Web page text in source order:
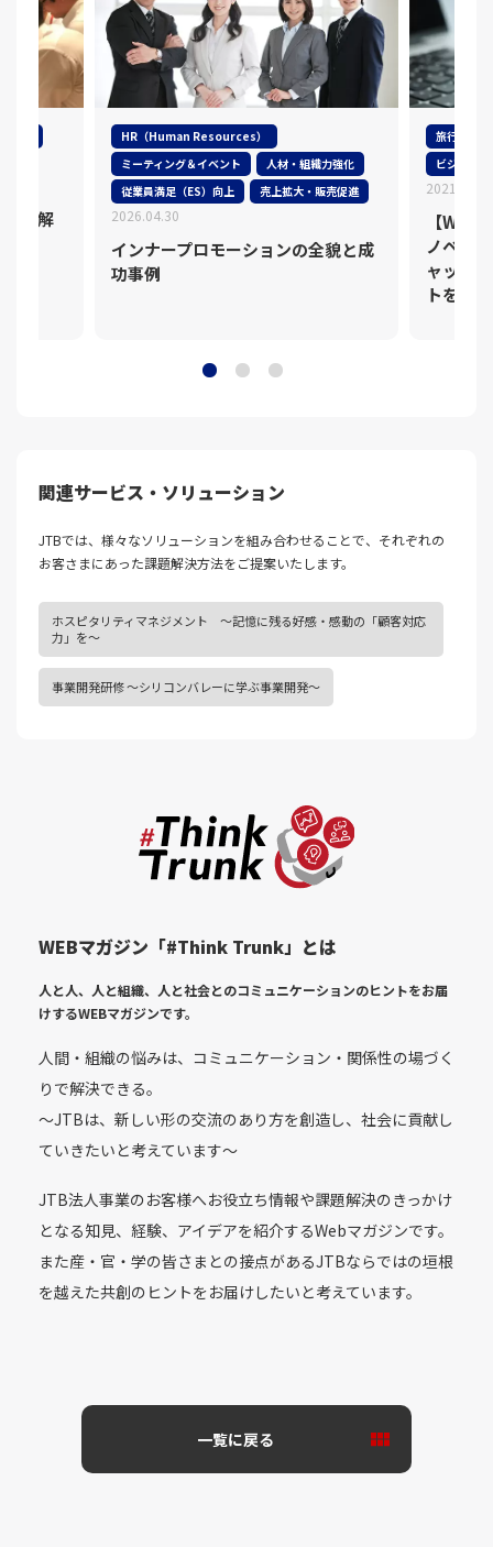
理解
HR（Human Resources）
ミーティング＆イベント
人材・組織力強化
従業員満足（ES）向上
売上拡大・販売促進
2026.04.30
インナープロモーションの全貌と成
功事例
旅行
ビジネス
2021.01.22
【
ノベー
ャッチ
トを発
関連サービス・ソリューション
JTBでは、様々なソリューションを組み合わせることで、それぞれの
お客さまにあった課題解決⽅法をご提案いたします。
ホスピタリティマネジメント ～記憶に残る好感・感動の「顧客対応
力」を～
事業開発研修 ～シリコンバレーに学ぶ事業開発～
WEBマガジン「#Think Trunk」とは
人と人、人と組織、人と社会とのコミュニケーションのヒントをお届
けするWEBマガジンです。
人間・組織の悩みは、コミュニケーション・関係性の場づく
りで解決できる。
〜JTBは、新しい形の交流のあり方を創造し、社会に貢献し
ていきたいと考えています〜
JTB法人事業のお客様へお役立ち情報や課題解決のきっかけ
となる知見、経験、アイデアを紹介するWebマガジンです。
また産・官・学の皆さまとの接点があるJTBならではの垣根
を越えた共創のヒントをお届けしたいと考えています。
一覧に戻る